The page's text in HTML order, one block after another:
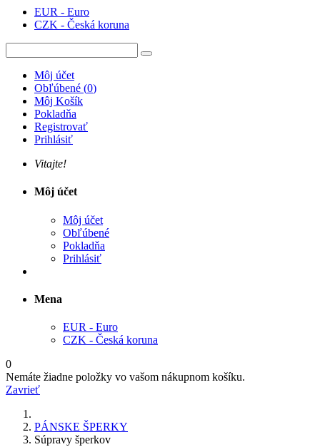
EUR - Euro
CZK - Česká koruna
Môj účet
Obľúbené (0)
Môj Košík
Pokladňa
Registrovať
Prihlásiť
Vitajte!
Môj účet
Môj účet
Obľúbené
Pokladňa
Prihlásiť
Mena
EUR - Euro
CZK - Česká koruna
0
Nemáte žiadne položky vo vašom nákupnom košíku.
Zavrieť
PÁNSKE ŠPERKY
Súpravy šperkov